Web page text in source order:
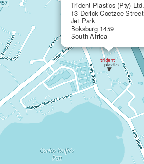
Ingegneria
Prodotti
Settori industriali
Trident Plastics (Pty) Ltd.
13 Derick Coetzee Street
Jet Park
Boksburg 1459
South Africa